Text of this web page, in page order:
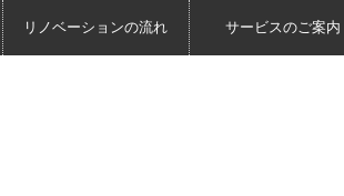
リノベーションの流れ サービスのご案内